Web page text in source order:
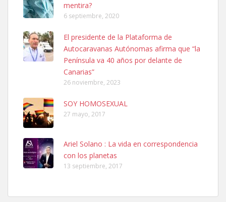
Ninfa perdida
El día 5 se los perdió una ninfa papillera, asustada tiene miedo a la
calle, se perdió por la zon...
Leales.org » Gran Canaria
6.7.2025
Adopcion
Busco casa de acogida para mi perrita ya que por temas de trabajo
no la puedo tener. Solo gente r...
mentira?
6 septiembre, 2020
El presidente de la Plataforma de
Autocaravanas Autónomas afirma que “la
Península va 40 años por delante de
Canarias”
26 noviembre, 2023
SOY HOMOSEXUAL
27 mayo, 2017
Ariel Solano : La vida en correspondencia
con los planetas
13 septiembre, 2017